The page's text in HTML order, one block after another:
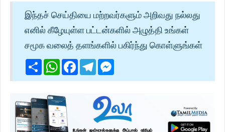
இந்தச் செய்தியை மற்றவர்களும் அறிவது நல்லது
எனில் கீழேயுள்ள பட்டன்களில் அழுத்தி உங்கள்
சமூக வலைத் தளங்களில் பகிர்ந்து கொள்ளுங்கள்
ShareWhatsApp
Facebook
Telegram